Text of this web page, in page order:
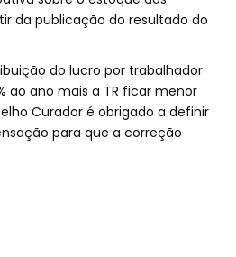
da publicação do resultado do
do lucro por trabalhador
ao ano mais a TR ficar menor
Curador é obrigado a definir
para que a correção